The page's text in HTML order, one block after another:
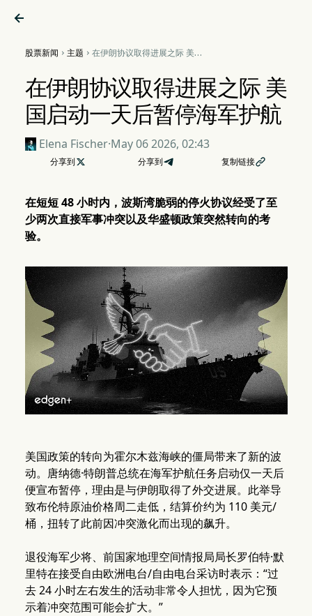

股票新闻  主题  在伊朗协议取得进展之际 美国
在伊朗协议取得进展之际 美
国启动一天后暂停海军护航
Elena Fischer·May 06 2026, 02:43
分享到  分享到 复制链接
在短短 48 小时内，波斯湾脆弱的停火协议经受了至
少两次直接军事冲突以及华盛顿政策突然转向的考
验。
美国政策的转向为霍尔木兹海峡的僵局带来了新的波
动。唐纳德·特朗普总统在海军护航任务启动仅一天后
便宣布暂停，理由是与伊朗取得了外交进展。此举导
致布伦特原油价格周二走低，结算价约为 110 美元/
桶，扭转了此前因冲突激化而出现的飙升。
退役海军少将、前国家地理空间情报局局长罗伯特·默
里特在接受自由欧洲电台/自由电台采访时表示：“过
去 24 小时左右发生的活动非常令人担忧，因为它预
示着冲突范围可能会扩大。”